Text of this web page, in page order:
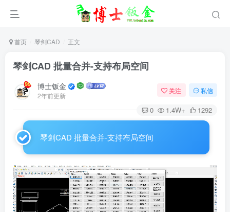
首页 琴剑CAD 正文
琴剑CAD 批量合并-支持布局空间
博士钣金
2年前更新
关注 私信
0 1.4W+ 1292
琴剑CAD 批量合并-支持布局空间